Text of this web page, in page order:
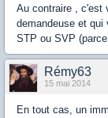
Au contraire , c'est
demandeuse et qui
STP ou SVP
Rémy63
15 mai 2014
En tout cas, un